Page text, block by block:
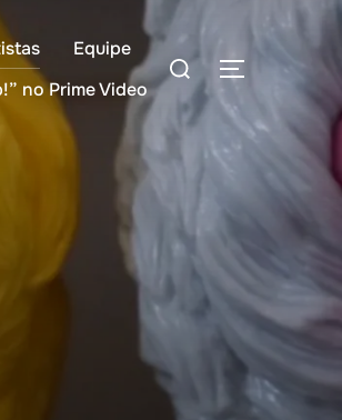
Equipe
no Prime Video
Pesquisar
por: